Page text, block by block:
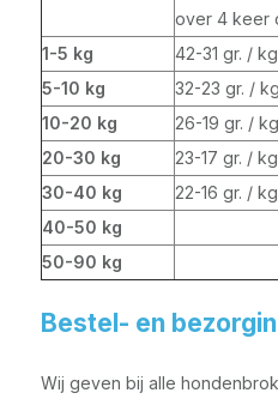
over 4 keer
1-5 kg
42-31 gr. / kg
5-10 kg
32-23 gr. / kg
10-20 kg
26-19 gr. / kg
20-30 kg
23-17 gr. / kg
30-40 kg
22-16 gr. / kg
40-50 kg
50-90 kg
Bestel- en
Wij geven bij alle